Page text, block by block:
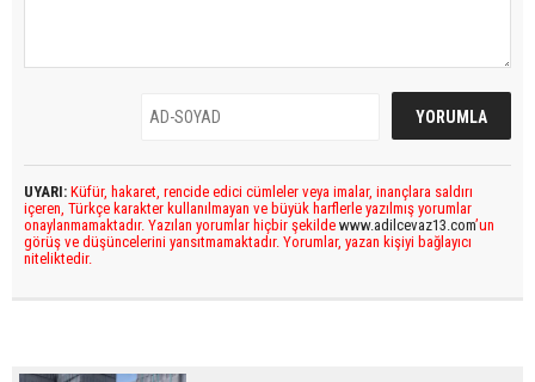
UYARI: Küfür, hakaret, rencide edici cümleler veya imalar, inançlara saldırı
içeren, Türkçe karakter kullanılmayan ve büyük harflerle yazılmış yorumlar
onaylanmamaktadır. Yazılan yorumlar hiçbir şekilde www.adilcevaz13.com’un
görüş ve düşüncelerini yansıtmamaktadır. Yorumlar, yazan kişiyi bağlayıcı
niteliktedir.